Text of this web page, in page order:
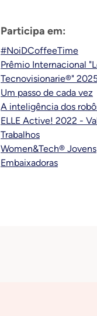
Participa em:
#NoiDCoffeeTime
Prêmio Internacional
Tecnovisionarie®"
Um passo de cada vez
A inteligência dos
ELLE Active! 2022 -
Trabalhos
Women&Tech® Jovens
Embaixadoras